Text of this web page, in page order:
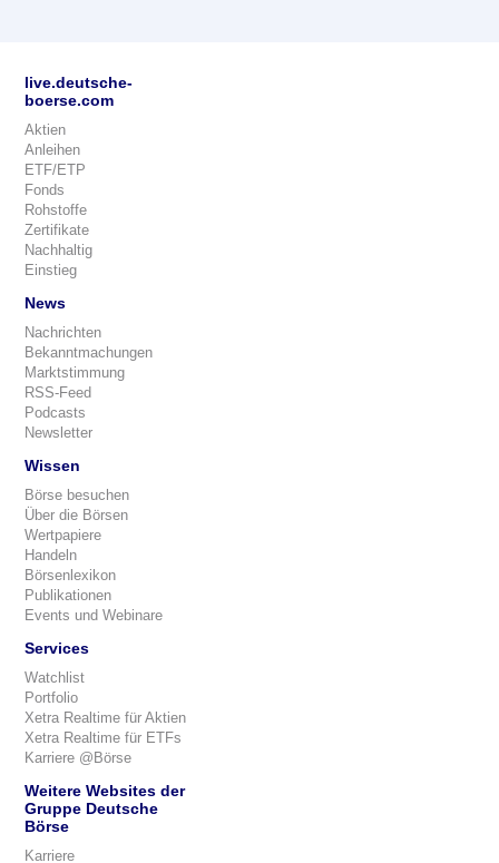
live.deutsche-
boerse.com
Aktien
Anleihen
ETF/ETP
Fonds
Rohstoffe
Zertifikate
Nachhaltig
Einstieg
News
Nachrichten
Bekanntmachungen
Marktstimmung
RSS-Feed
Podcasts
Newsletter
Wissen
Börse besuchen
Über die Börsen
Wertpapiere
Handeln
Börsenlexikon
Publikationen
Events und Webinare
Services
Watchlist
Portfolio
Xetra Realtime für Aktien
Xetra Realtime für ETFs
Karriere @Börse
Weitere Websites der
Gruppe Deutsche
Börse
Karriere